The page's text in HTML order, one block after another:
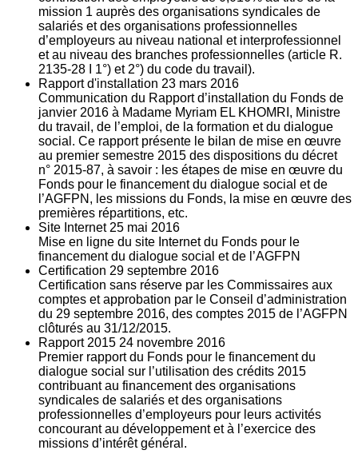
mission 1 auprès des organisations syndicales de
salariés et des organisations professionnelles
d’employeurs au niveau national et interprofessionnel
et au niveau des branches professionnelles (article R.
2135‐28 I 1°) et 2°) du code du travail).
Rapport d'installation 23 mars 2016
Communication du Rapport d’installation du Fonds de
janvier 2016 à Madame Myriam EL KHOMRI, Ministre
du travail, de l’emploi, de la formation et du dialogue
social. Ce rapport présente le bilan de mise en œuvre
au premier semestre 2015 des dispositions du décret
n° 2015-87, à savoir : les étapes de mise en œuvre du
Fonds pour le financement du dialogue social et de
l’AGFPN, les missions du Fonds, la mise en œuvre des
premières répartitions, etc.
Site Internet 25 mai 2016
Mise en ligne du site Internet du Fonds pour le
financement du dialogue social et de l’AGFPN
Certification 29 septembre 2016
Certification sans réserve par les Commissaires aux
comptes et approbation par le Conseil d’administration
du 29 septembre 2016, des comptes 2015 de l’AGFPN
clôturés au 31/12/2015.
Rapport 2015 24 novembre 2016
Premier rapport du Fonds pour le financement du
dialogue social sur l’utilisation des crédits 2015
contribuant au financement des organisations
syndicales de salariés et des organisations
professionnelles d’employeurs pour leurs activités
concourant au développement et à l’exercice des
missions d’intérêt général.